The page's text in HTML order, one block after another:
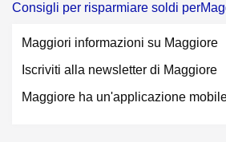
Consigli per risparmiare soldi
Maggiori informazioni su Maggiore
Iscriviti alla newsletter di Maggiore
Maggiore ha un'applicazione